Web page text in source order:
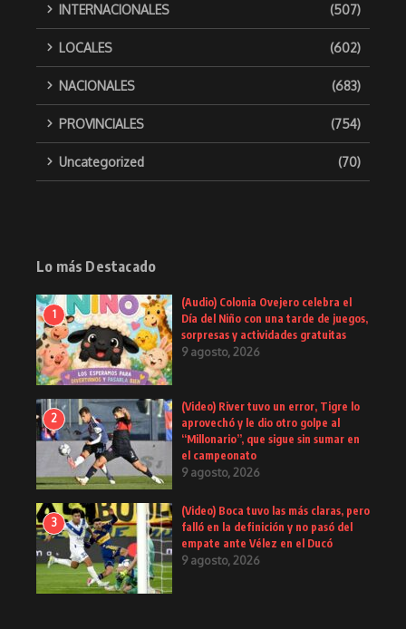
INTERNACIONALES (507)
LOCALES (602)
NACIONALES (683)
PROVINCIALES (754)
Uncategorized (70)
Lo más Destacado
1
(Audio) Colonia Ovejero celebra el
Día del Niño con una tarde de juegos,
sorpresas y actividades gratuitas
9 agosto, 2026
2
(Video) River tuvo un error, Tigre lo
aprovechó y le dio otro golpe al
“Millonario”, que sigue sin sumar en
el campeonato
9 agosto, 2026
3
(Video) Boca tuvo las más claras, pero
falló en la definición y no pasó del
empate ante Vélez en el Ducó
9 agosto, 2026